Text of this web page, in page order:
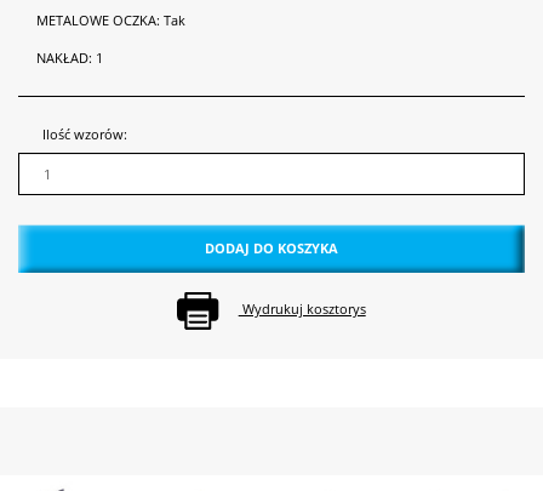
METALOWE OCZKA: Tak
NAKŁAD: 1
Ilość wzorów:
DODAJ DO KOSZYKA
Wydrukuj kosztorys